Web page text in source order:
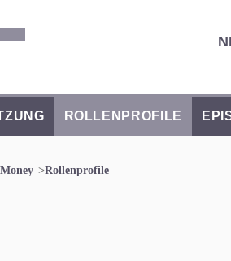
ROLLENPROFILE
Rollenprofile